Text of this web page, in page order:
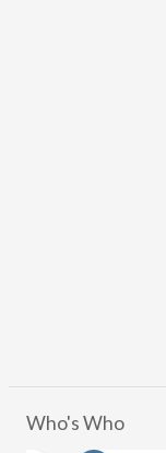
Who's Who